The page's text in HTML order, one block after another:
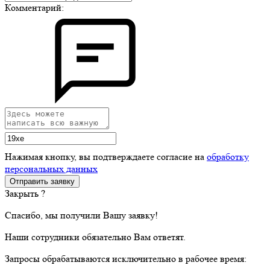
Комментарий:
Нажимая кнопку, вы подтверждаете согласие на обработку
персональных данных
Закрыть ?
Спасибо, мы получили Вашу заявку!
Наши сотрудники обязательно Вам ответят.
Запросы обрабатываются исключительно в рабочее время: